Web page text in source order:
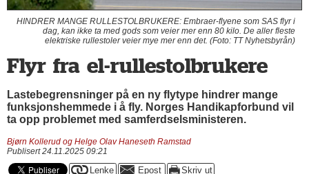
HINDRER MANGE RULLESTOLBRUKERE: Embraer-flyene som SAS flyr i
dag, kan ikke ta med gods som veier mer enn 80 kilo. De aller fleste
elektriske rullestoler veier mye mer enn det. (Foto: TT Nyhetsbyrån)
Flyr fra el-rullestolbrukere
Lastebegrensninger på en ny flytype hindrer mange
funksjonshemmede i å fly. Norges Handikapforbund vil
ta opp problemet med samferdselsministeren.
Bjørn Kollerud og Helge Olav Haneseth Ramstad
Publisert 24.11.2025 09:21